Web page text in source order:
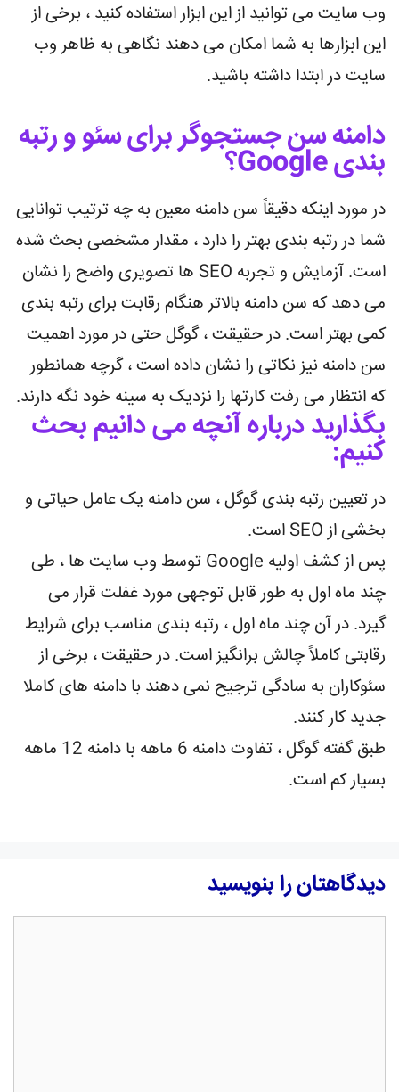
وب سایت می توانید از این ابزار استفاده کنید ، برخی از
این ابزارها به شما امکان می دهند نگاهی به ظاهر وب
سایت در ابتدا داشته باشید.
دامنه سن جستجوگر برای سئو و رتبه
بندی Google؟
در مورد اینکه دقیقاً سن دامنه معین به چه ترتیب توانایی
شما در رتبه بندی بهتر را دارد ، مقدار مشخصی بحث شده
است. آزمایش و تجربه SEO ها تصویری واضح را نشان
می دهد که سن دامنه بالاتر هنگام رقابت برای رتبه بندی
کمی بهتر است. در حقیقت ، گوگل حتی در مورد اهمیت
سن دامنه نیز نکاتی را نشان داده است ، گرچه همانطور
که انتظار می رفت کارتها را نزدیک به سینه خود نگه دارند.
بگذارید درباره آنچه می دانیم بحث
کنیم:
در تعیین رتبه بندی گوگل ، سن دامنه یک عامل حیاتی و
بخشی از SEO است.
پس از کشف اولیه Google توسط وب سایت ها ، طی
چند ماه اول به طور قابل توجهی مورد غفلت قرار می
گیرد. در آن چند ماه اول ، رتبه بندی مناسب برای شرایط
رقابتی کاملاً چالش برانگیز است. در حقیقت ، برخی از
سئوکاران به سادگی ترجیح نمی دهند با دامنه های کاملا
جدید کار کنند.
طبق گفته گوگل ، تفاوت دامنه 6 ماهه با دامنه 12 ماهه
بسیار کم است.
دیدگاهتان را بنویسید